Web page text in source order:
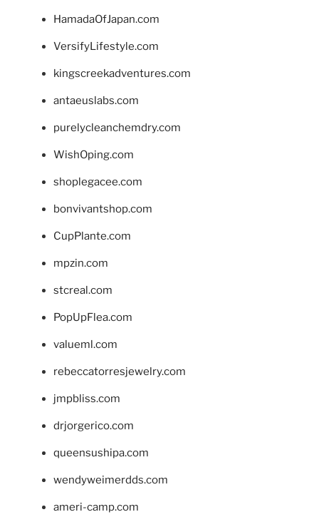
HamadaOfJapan.com
VersifyLifestyle.com
kingscreekadventures.com
antaeuslabs.com
purelycleanchemdry.com
WishOping.com
shoplegacee.com
bonvivantshop.com
CupPlante.com
mpzin.com
stcreal.com
PopUpFlea.com
valueml.com
rebeccatorresjewelry.com
jmpbliss.com
drjorgerico.com
queensushipa.com
wendyweimerdds.com
ameri-camp.com